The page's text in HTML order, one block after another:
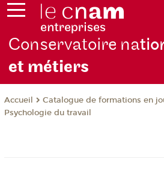
Conservatoire na
et métiers
Accueil
Catalogue de formations en
Psychologie du travail